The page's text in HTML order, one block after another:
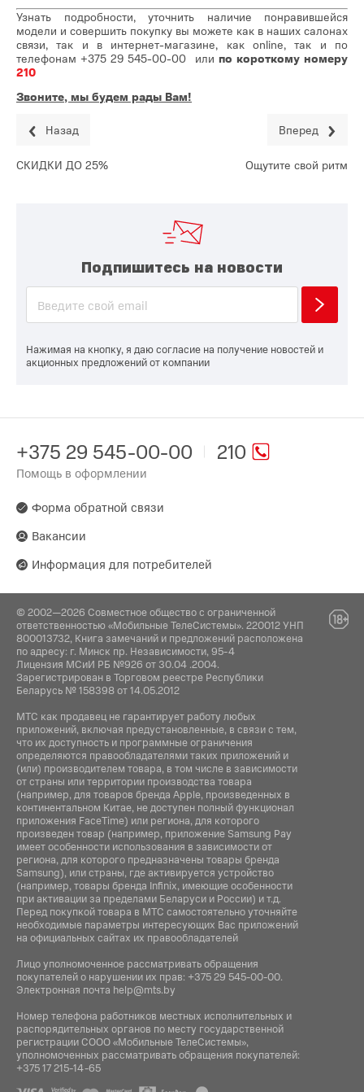
Узнать подробности, уточнить наличие понравившейся
модели и совершить покупку вы можете как в наших салонах
связи, так и в интернет-магазине, как online, так и по
телефонам +375 29 545-00-00 или по короткому номеру
210
Звоните, мы будем рады Вам!
Назад
СКИДКИ ДО 25%
Вперед
Ощутите свой ритм
Подпишитесь на новости
Нажимая на кнопку, я даю согласие на получение новостей и
акционных предложений от компании
210
+375 29 545-00-00
Помощь в оформлении
Форма обратной связи
Вакансии
Информация для потребителей
© 2002—2026 Совместное общество с ограниченной
ответственностью «Мобильные ТелеСистемы». 220012 УНП
800013732, Книга замечаний и предложений расположена
по адресу: г. Минск пр. Независимости, 95-4
Лицензия МСиИ РБ №926 от 30.04 .2004.
Зарегистрирован в Торговом реестре Республики
Беларусь № 158398 от 14.05.2012
МТС как продавец не гарантирует работу любых
приложений, включая предустановленные, в связи с тем,
что их доступность и программные ограничения
определяются правообладателями таких приложений и
(или) производителем товара, в том числе в зависимости
от страны или территории производства товара
(например, для товаров бренда Apple, произведенных в
континентальном Китае, не доступен полный функционал
приложения FaceTime) или региона, для которого
произведен товар (например, приложение Samsung Pay
имеет особенности использования в зависимости от
региона, для которого предназначены товары бренда
Samsung), или страны, где активируется устройство
(например, товары бренда Infiniх, имеющие особенности
при активации за пределами Беларуси и России) и т.д.
Перед покупкой товара в МТС самостоятельно уточняйте
необходимые параметры интересующих Вас приложений
на официальных сайтах их правообладателей
Лицо уполномоченное рассматривать обращения
покупателей о нарушении их прав: +375 29 545-00-00.
Электронная почта help@mts.by
Номер телефона работников местных исполнительных и
распорядительных органов по месту государственной
регистрации СООО «Мобильные ТелеСистемы»,
уполномоченных рассматривать обращения покупателей:
+375 17 215-14-65